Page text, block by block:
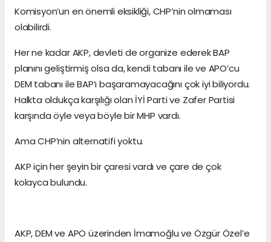
Komisyon’un en önemli eksikliği, CHP’nin olmaması
olabilirdi.
Her ne kadar AKP, devleti de organize ederek BAP
planını geliştirmiş olsa da, kendi tabanı ile ve APO’cu
DEM tabanı ile BAP’ı başaramayacağını çok iyi biliyordu.
Halkta oldukça karşılığı olan İYİ Parti ve Zafer Partisi
karşında öyle veya böyle bir MHP vardı.
Ama CHP’nin alternatifi yoktu.
AKP için her şeyin bir çaresi vardı ve çare de çok
kolayca bulundu.
AKP, DEM ve APO üzerinden İmamoğlu ve Özgür Özel’e